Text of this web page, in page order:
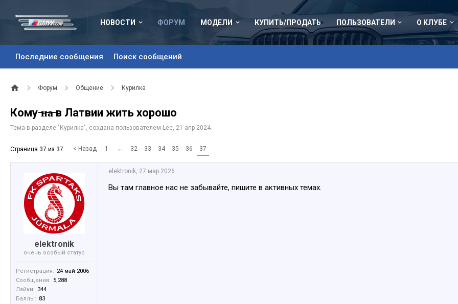
НОВОСТИ ФОРУМ
Последние сообщения Поиск сообщений
МОДЕЛИ КУПИТЬ/ПРОДАТЬ ПОЛЬЗОВАТЕЛИ О КЛУБЕ
Форум Общение Курилка
Кому ̶н̶а̶ в Латвии жить хорошо
Тема в разделе " Курилка", создана пользователем Lee, 21 апр 2024.
Страница 37 из 37 < Назад 1 ← 32 33 34 35 36 37
elektronik
очень особый статус
Регистрация: 24 май 2006
Сообщения: 5,288
Лайки: 344
Баллы: 83
elektronik, 27 мар 2026
Вы там главное нас не забывайте, пишите в активных темах.